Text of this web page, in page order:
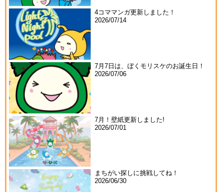
4コママンガ更新しました！
2026/07/14
7月7日は、ぼくモリスケのお誕生日！
2026/07/06
7月！壁紙更新しました!
2026/07/01
まちがい探しに挑戦してね！
2026/06/30